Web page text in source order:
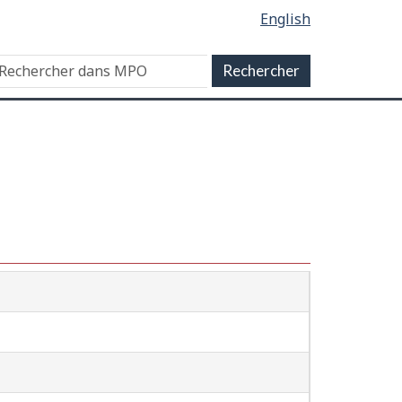
English